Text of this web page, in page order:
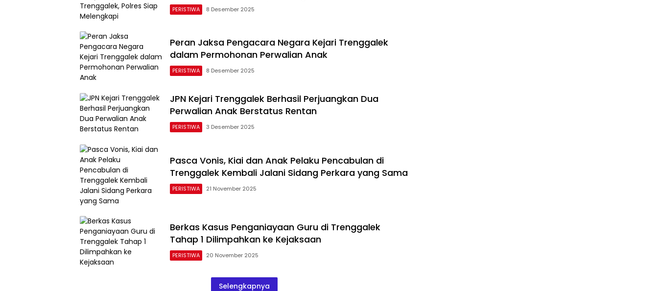
PERISTIWA 8 Desember 2025
Peran Jaksa Pengacara Negara Kejari Trenggalek
dalam Permohonan Perwalian Anak
PERISTIWA 8 Desember 2025
JPN Kejari Trenggalek Berhasil Perjuangkan Dua
Perwalian Anak Berstatus Rentan
PERISTIWA 3 Desember 2025
Pasca Vonis, Kiai dan Anak Pelaku Pencabulan di
Trenggalek Kembali Jalani Sidang Perkara yang Sama
PERISTIWA 21 November 2025
Berkas Kasus Penganiayaan Guru di Trenggalek
Tahap 1 Dilimpahkan ke Kejaksaan
PERISTIWA 20 November 2025
Selengkapnya